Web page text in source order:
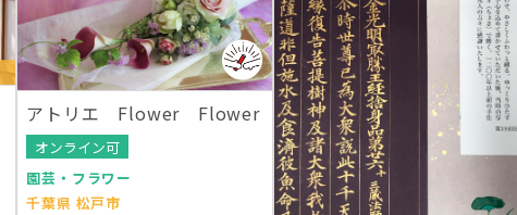
アトリエ Flower Flower
オンライン可
園芸・フラワー
千葉県 松戸市